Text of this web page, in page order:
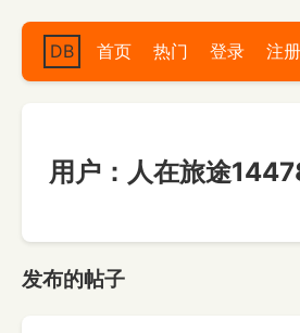
DB 首页 热门 登录 注册
用户：人在旅途
发布的帖子